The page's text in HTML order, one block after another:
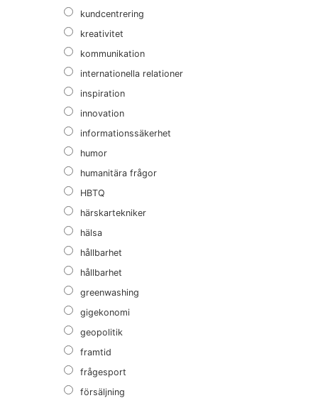
kundcentrering
kreativitet
kommunikation
internationella relationer
inspiration
innovation
informationssäkerhet
humor
humanitära frågor
HBTQ
härskartekniker
hälsa
hållbarhet
hållbarhet
greenwashing
gigekonomi
geopolitik
framtid
frågesport
försäljning